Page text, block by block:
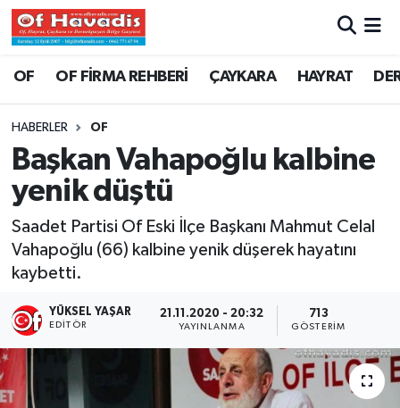
OF OF FİRMA REHBERİ ÇAYKARA HAYRAT
HABERLER OF
Başkan Vahapoğlu kalbine
yenik düştü
Saadet Partisi Of Eski İlçe Başkanı Mahmut Celal
Vahapoğlu (66) kalbine yenik düşerek hayatını
kaybetti.
YÜKSEL YAŞAR
EDITÖR
21.11.2020 - 20:32
YAYINLANMA
713
GÖSTERIM
Trabzon Nöbetçi Eczaneler
Trabzon Namaz Vakitleri
Trabzon Trafik Yoğunluk Haritası
Süper Lig Puan Durumu ve Fikstür
Haber Arşivi